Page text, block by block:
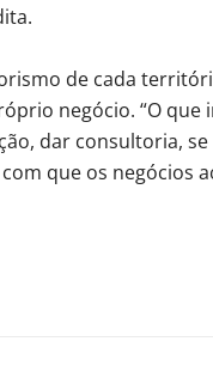
de cada
negócio. “O que
dar consultoria,
que os negócios